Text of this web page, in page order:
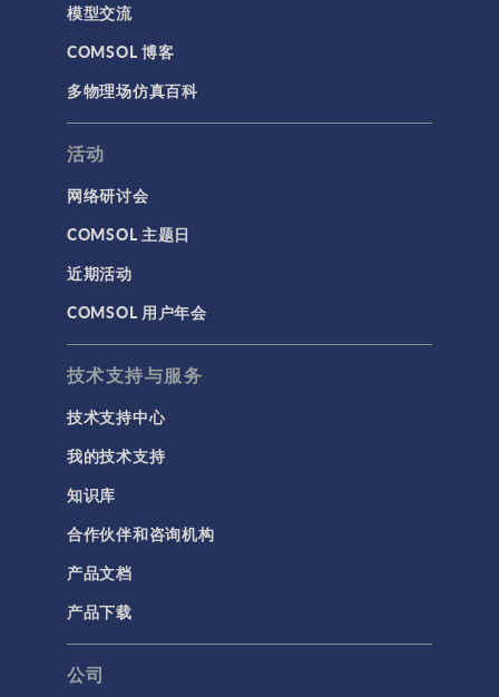
模型交流
COMSOL 博客
多物理场仿真百科
活动
网络研讨会
COMSOL 主题日
近期活动
COMSOL 用户年会
技术支持与服务
技术支持中心
我的技术支持
知识库
合作伙伴和咨询机构
产品文档
产品下载
公司